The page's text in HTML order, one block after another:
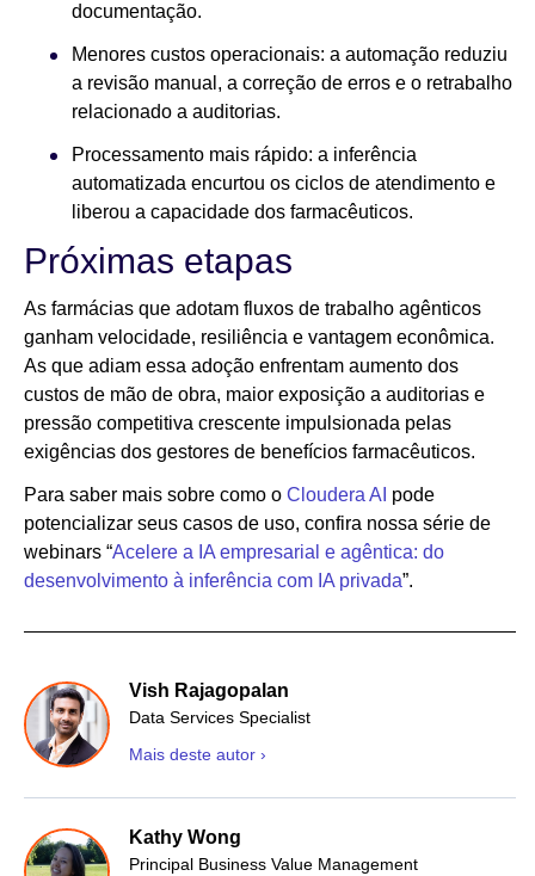
documentação.
Menores custos operacionais: a automação reduziu
a revisão manual, a correção de erros e o retrabalho
relacionado a auditorias.
Processamento mais rápido: a inferência
automatizada encurtou os ciclos de atendimento e
liberou a capacidade dos farmacêuticos.
Próximas etapas
As farmácias que adotam fluxos de trabalho agênticos
ganham velocidade, resiliência e vantagem econômica.
As que adiam essa adoção enfrentam aumento dos
custos de mão de obra, maior exposição a auditorias e
pressão competitiva crescente impulsionada pelas
exigências dos gestores de benefícios farmacêuticos.
Para saber mais sobre como o Cloudera AI pode
potencializar seus casos de uso, confira nossa série de
webinars “Acelere a IA empresarial e agêntica: do
desenvolvimento à inferência com IA privada”.
Vish Rajagopalan
Data Services Specialist
Mais deste autor ›
Kathy Wong
Principal Business Value Management